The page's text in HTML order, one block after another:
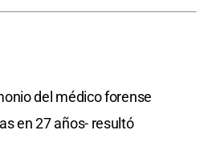
del médico forense
en 27 años- resultó